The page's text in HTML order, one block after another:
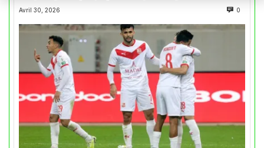
Avril 30, 2026 0